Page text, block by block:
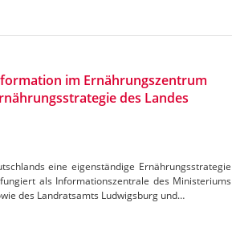
im Ernährungszentrum
des Landes
eine eigenständige Ernährungsstrategie
als Informationszentrale des Ministeriums
des Landratsamts Ludwigsburg und…